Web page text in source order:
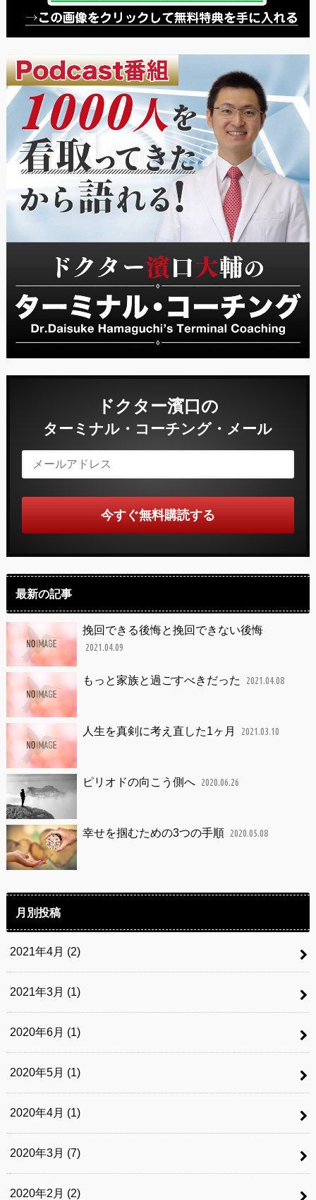
ドクター濱口の
ターミナル・コーチング・メール
最新の記事
挽回できる後悔と挽回できない後悔
2021.04.09
もっと家族と過ごすべきだった 2021.04.08
人生を真剣に考え直した1ヶ月 2021.03.10
ピリオドの向こう側へ 2020.06.26
幸せを掴むための3つの手順 2020.05.08
月別投稿
2021年4月 (2)
2021年3月 (1)
2020年6月 (1)
2020年5月 (1)
2020年4月 (1)
2020年3月 (7)
2020年2月 (2)